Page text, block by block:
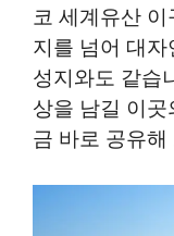
코 세계유산
지를 넘어 대
성지와도 같습
상을 남길 이
금 바로 공유